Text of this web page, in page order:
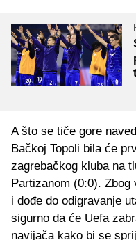
A što se tiče gore
Bačkoj Topoli bila će
zagrebačkog kluba na
Partizanom (0:0).
i dođe do odigravanje
sigurno da će Uefa
navijača kako bi se